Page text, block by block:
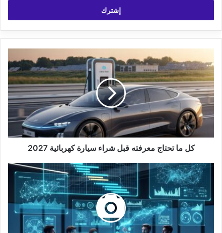
ما
تحتاج
معرفته
قبل
شراء
سيارة
كهربائية
2027
كل ما تحتاج معرفته قبل شراء سيارة كهربائية 2027
إدارة
مشاريع
2027:
استراتيجيات
متقدمة
وأدوات